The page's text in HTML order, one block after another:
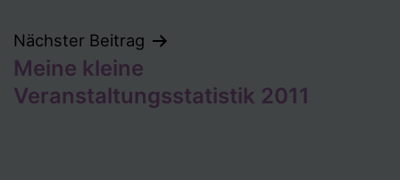
Nächster Beitrag
Meine kleine
Veranstaltungsstatistik 2011